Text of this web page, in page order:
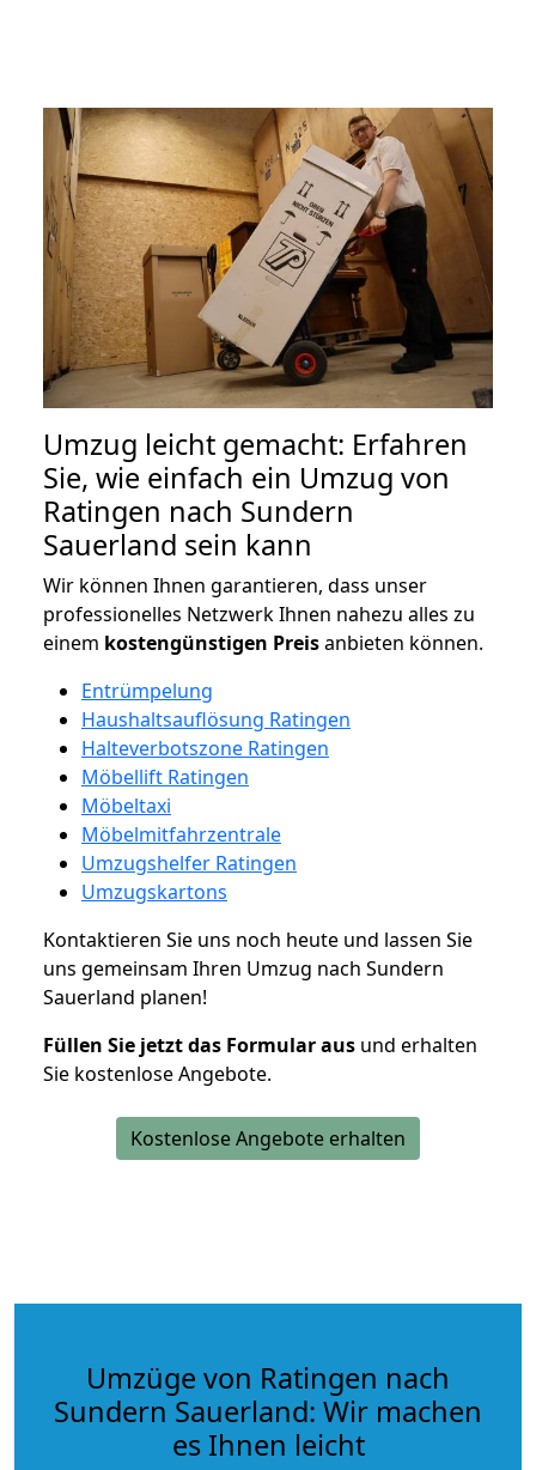
Umzug leicht gemacht: Erfahren
Sie, wie einfach ein Umzug von
Ratingen nach Sundern
Sauerland sein kann
Wir können Ihnen garantieren, dass unser
professionelles Netzwerk Ihnen nahezu alles zu
einem kostengünstigen Preisanbieten können.
Entrümpelung
Haushaltsauflösung Ratingen
Halteverbotszone Ratingen
Möbellift Ratingen
Möbeltaxi
Möbelmitfahrzentrale
Umzugshelfer Ratingen
Umzugskartons
Kontaktieren Sie uns noch heute und lassen Sie
uns gemeinsam Ihren Umzug nach Sundern
Sauerland planen!
Füllen Sie jetzt das Formular aus und erhalten
Sie kostenlose Angebote.
Kostenlose Angebote erhalten
Umzüge von Ratingen nach
Sundern Sauerland: Wir machen
es Ihnen leicht